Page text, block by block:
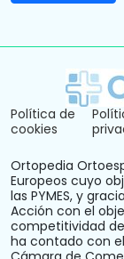
Política de
cookies
Ortopedia
Europeos cuyo
las PYMES, y
Acción con el
competitividad
ha contado con